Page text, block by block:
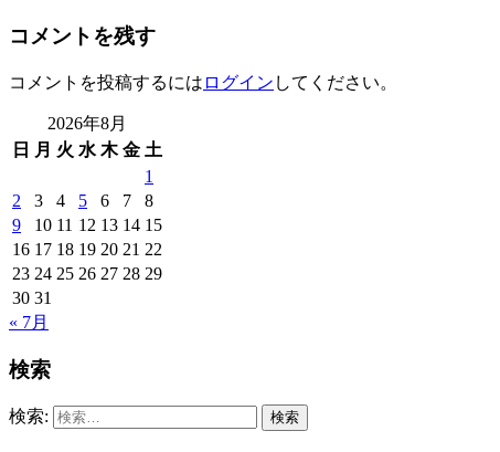
コメントを残す
コメントを投稿するには ログイン してください。
2026年8月
日
月 火 水 木 金 土
1
2
3 4 5 6 7
8
9
10 11 12 13 14 15
16 17 18 19 20 21 22
23 24 25 26 27 28 29
30 31
« 7月
検索
検索: